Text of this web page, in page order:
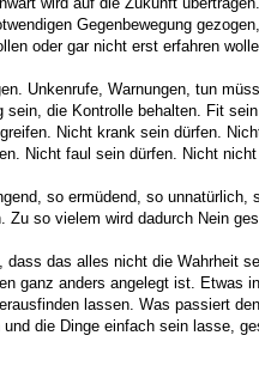
Gegenbewegung
oder gar nicht erst erfahren
Unkenrufe, Warnungen, tun
sein, die Kontrolle behalten. Fit
Nicht krank sein dürfen.
Nicht faul sein dürfen. Nicht
so ermüdend, so unnatürlich,
Zu so vielem wird dadurch Nein
dass das alles nicht die Wahrheit
ganz anders angelegt ist. Etwas
lassen. Was passiert
und die Dinge einfach sein lasse,